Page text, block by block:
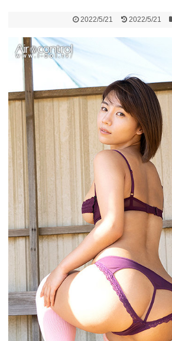
2022/5/21 2022/5/21